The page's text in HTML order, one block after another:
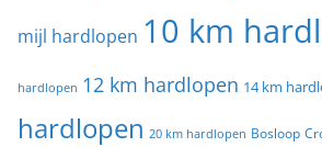
mijl hardlopen 10 km
hardlopen 12 km hardlopen 14 km
hardlopen 20 km hardlopen Bosloop